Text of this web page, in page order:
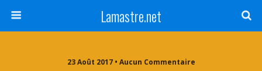
Lamastre.net
23 Août 2017 • Aucun Commentaire